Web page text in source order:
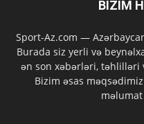
BIZIM
Sport-Az.com —
Burada siz yerli və
ən son xəbərləri,
Bizim əsas
məlumat